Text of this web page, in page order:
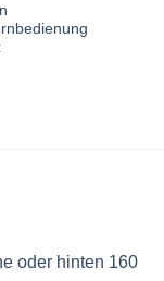
oder hinten 160